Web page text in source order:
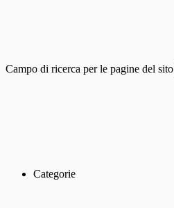
Campo di ricerca per le pagine del sito
Categorie